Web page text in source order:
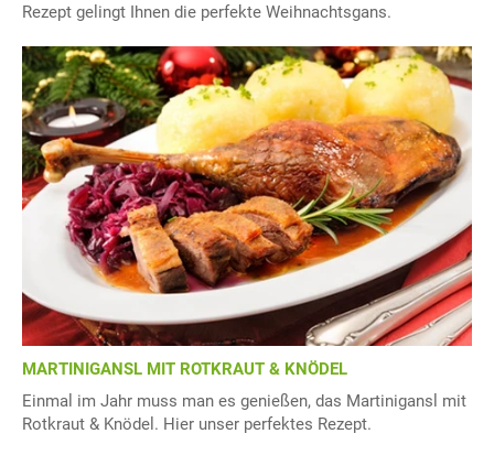
Rezept gelingt Ihnen die perfekte Weihnachtsgans.
MARTINIGANSL MIT ROTKRAUT & KNÖDEL
Einmal im Jahr muss man es genießen, das Martinigansl mit
Rotkraut & Knödel. Hier unser perfektes Rezept.